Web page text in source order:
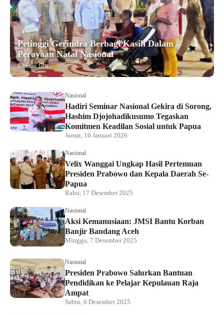
Petinggi Gerindra Berbagi Kasih Dalam
Perayaan Natal Nasional
6 bulan lalu
Nasional
Hadiri Seminar Nasional Gekira di Sorong,
Hashim Djojohadikusumo Tegaskan
Komitmen Keadilan Sosial untuk Papua
Jumat, 16 Januari 2026
Nasional
Velix Wanggai Ungkap Hasil Pertemuan
Presiden Prabowo dan Kepala Daerah Se-
Papua
Rabu, 17 Desember 2025
Nasional
Aksi Kemanusiaan: JMSI Bantu Korban
Banjir Bandang Aceh
Minggu, 7 Desember 2025
Nasional
Presiden Prabowo Salurkan Bantuan
Pendidikan ke Pelajar Kepulauan Raja
Ampat
Sabtu, 6 Desember 2025